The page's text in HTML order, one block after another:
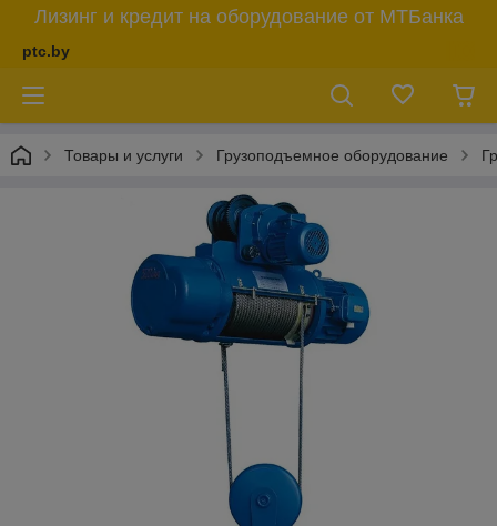
Лизинг и кредит на оборудование от МТБанка
ptc.by
Товары и услуги Грузоподъемное оборудование